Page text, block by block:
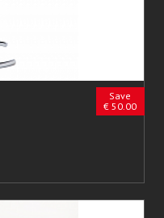
Save
€ 50.00